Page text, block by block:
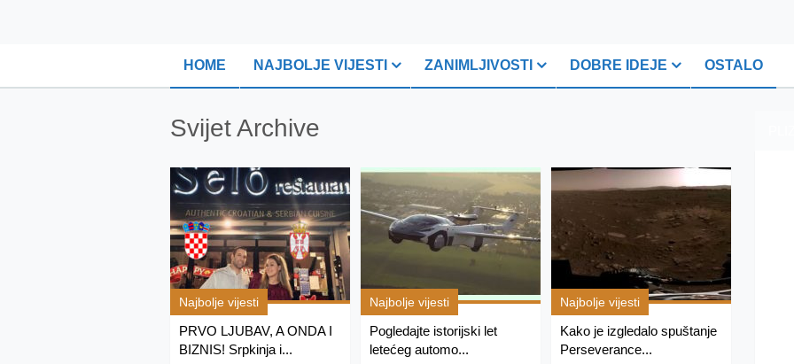
HOME NAJBOLJE VIJESTI ZANIMLJIVOSTI DOBRE IDEJE OSTALO
Svijet Archive
Najbolje vijesti
PRVO LJUBAV, A ONDA I
BIZNIS! Srpkinja i...
Najbolje vijesti
Pogledajte istorijski let
letećeg automo...
Najbolje vijesti
Kako je izgledalo spuštanje
Perseverance...